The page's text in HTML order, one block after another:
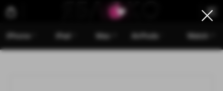
iPhone iPad Mac AirPods Watch